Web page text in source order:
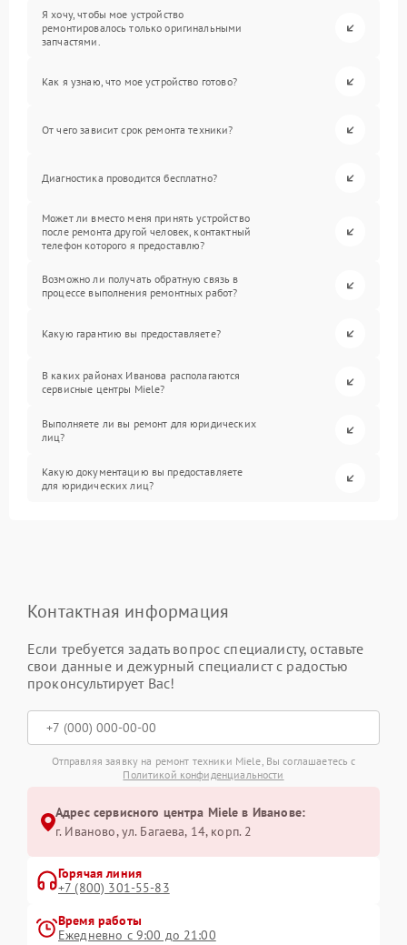
Я хочу, чтобы мое устройство
ремонтировалось только оригинальными
запчастями.
Как я узнаю, что мое устройство готово?
От чего зависит срок ремонта техники?
Диагностика проводится бесплатно?
Может ли вместо меня принять устройство
после ремонта другой человек, контактный
телефон которого я предоставлю?
Возможно ли получать обратную связь в
процессе выполнения ремонтных работ?
Какую гарантию вы предоставляете?
В каких районах Иванова располагаются
сервисные центры Miele?
Выполняете ли вы ремонт для юридических
лиц?
Какую документацию вы предоставляете
для юридических лиц?
Контактная информация
Если требуется задать вопрос специалисту, оставьте
свои данные и дежурный специалист с радостью
проконсультирует Вас!
Отправляя заявку на ремонт техники Miele, Вы соглашаетесь с
Политикой конфиденциальности
Адрес сервисного центра Miele в Иванове:
г. Иваново, ул. Багаева, 14, корп. 2
Горячая линия
+7 (800) 301-55-83
Время работы
Ежедневно с 9:00 до 21:00